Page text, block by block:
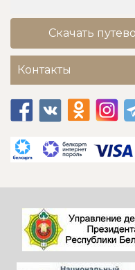
Скачать
Контакты